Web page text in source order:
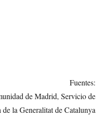
Fuentes:
de Madrid, Servicio de
la Generalitat de Catalunya